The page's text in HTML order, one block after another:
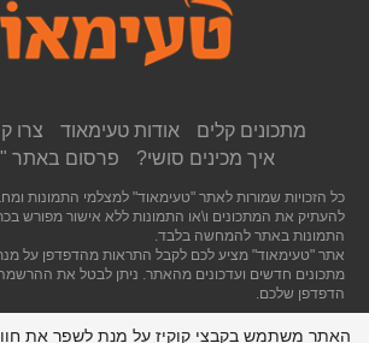
מתכונים קלים אודות טעימאוד צרו
איך מכינים סושי?
פרסום באתר
כל הזכויות שמורות לאתר "טעימאוד" למצלמי התמונות
להעתיק את המתכונים ו\או התמונות ללא אישור מפורש
התמונות באתר להמחשה בלבד.
אתר "טעימאוד" מציע לכם לקבל התראות מהדפדפן על
מתכונים חדשים ועדכונים מהאתר. ניתן לבטל את
הדפדפן שלכם.
האתר משתמש בקבצי קוקיז על מנת לשפר את